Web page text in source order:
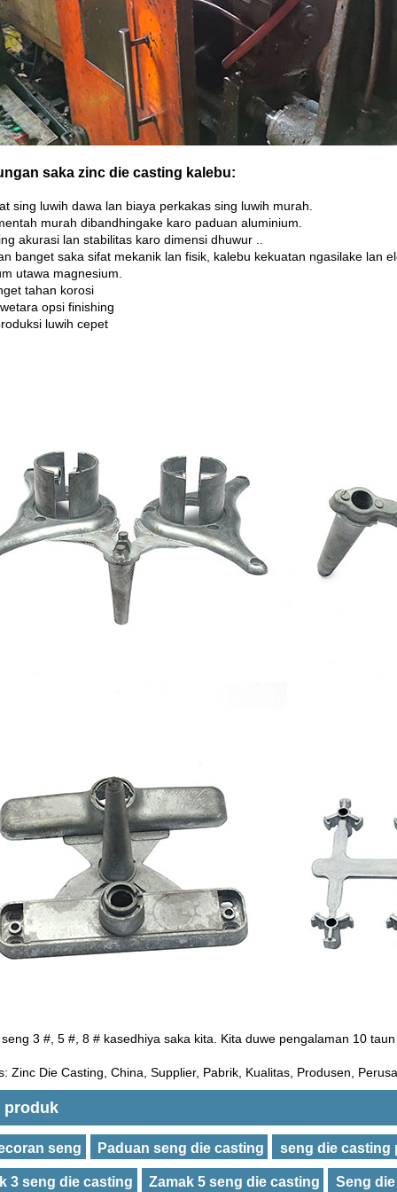
saka zinc die casting kalebu:
sing luwih dawa lan biaya perkakas sing luwih murah.
murah dibandhingake karo paduan aluminium.
akurasi lan stabilitas karo dimensi dhuwur ..
banget saka sifat mekanik lan fisik, kalebu kekuatan ngasilake lan
utawa magnesium.
tahan korosi
opsi finishing
luwih cepet
3 #, 5 #, 8 # kasedhiya saka kita. Kita duwe pengalaman 10
Zinc Die Casting, China, Supplier, Pabrik, Kualitas, Produsen,
produk
seng Paduan seng die casting seng die casting
3 seng die casting Zamak 5 seng die casting Seng